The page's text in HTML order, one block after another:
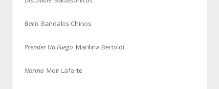
Bach Bandalos Chinos
Prender Un Fuego Marilina Bertoldi
Norma Mon Laferte